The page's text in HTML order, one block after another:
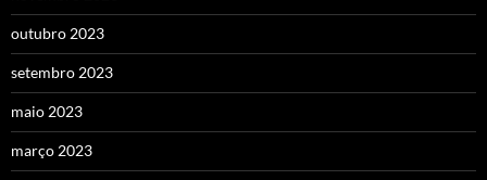
outubro 2023
setembro 2023
maio 2023
março 2023